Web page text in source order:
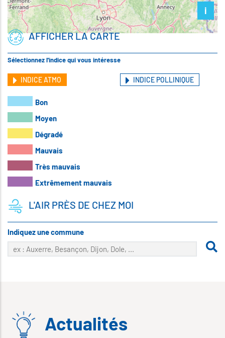
i
AFFICHER LA CARTE
Sélectionnez l'indice qui vous intéresse
INDICE ATMO INDICE POLLINIQUE
Bon
Moyen
Dégradé
Mauvais
Très mauvais
Extrêmement mauvais
L'AIR PRÈS DE CHEZ MOI
Indiquez une commune
Actualités